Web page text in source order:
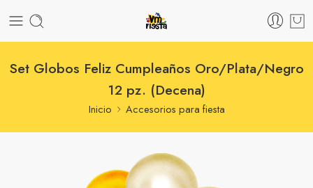
Set Globos Feliz Cumpleaños Oro/Plata/Negro
12 pz. (Decena)
Inicio Accesorios para fiesta